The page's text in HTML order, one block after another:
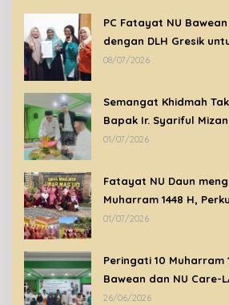
PC Fatayat NU
dengan DLH Gresik
Lingkungan di Bawean
08/07/2026
Semangat Khidmah
Bapak Ir. Syariful
Peringatan Tahun Baru
01/07/2026
Fatayat NU Daun
Muharram 1448 H,
Syiar Islam Melalui
01/07/2026
Peringati 10 Muharram
Bawean dan NU Care-
Bawean Santuni Anak
26/06/2026